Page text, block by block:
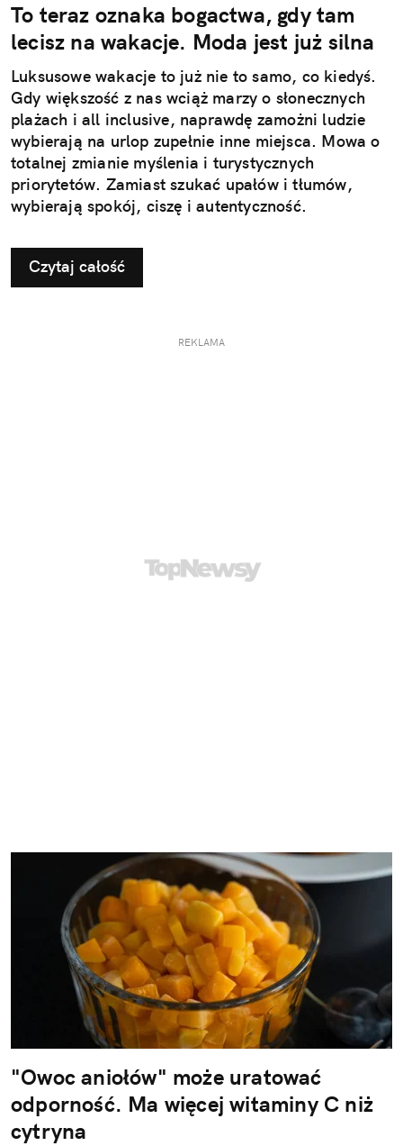
To teraz oznaka bogactwa, gdy tam
lecisz na wakacje. Moda jest już silna
Luksusowe wakacje to już nie to samo, co kiedyś.
Gdy większość z nas wciąż marzy o słonecznych
plażach i all inclusive, naprawdę zamożni ludzie
wybierają na urlop zupełnie inne miejsca. Mowa o
totalnej zmianie myślenia i turystycznych
priorytetów. Zamiast szukać upałów i tłumów,
wybierają spokój, ciszę i autentyczność.
Czytaj całość
REKLAMA
"Owoc aniołów" może uratować
odporność. Ma więcej witaminy C niż
cytryna